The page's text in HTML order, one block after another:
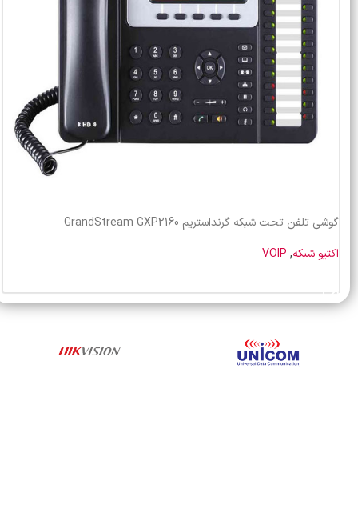
گوشی تلفن تحت شبکه گرنداستریم GrandStream GXP2160
اکتیو شبکه,
VOIP